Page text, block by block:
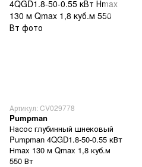
Артикул: CV029778
Pumpman
Насос глубинный шнековый
Pumpman 4QGD1.8-50-0.55 кВт
Нmax 130 м Qmax 1,8 куб.м
550 Вт